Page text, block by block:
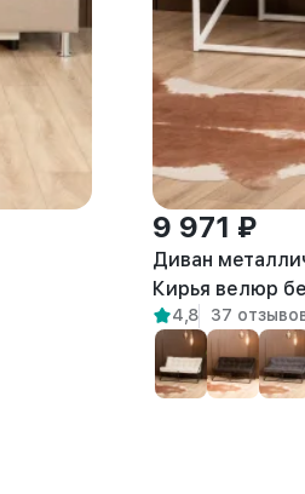
9 971 ₽
Диван
Кирья велюр
4,8 37